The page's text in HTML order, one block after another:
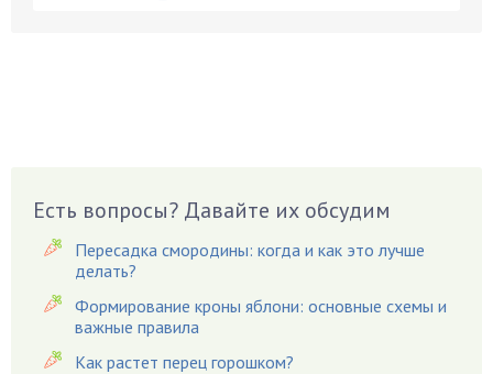
Вредители
Гардения
Гацания
Гвоздики
Георгины
Герань
Есть вопросы? Давайте их обсудим
Пересадка смородины: когда и как это лучше
делать?
Формирование кроны яблони: основные схемы и
важные правила
Как растет перец горошком?